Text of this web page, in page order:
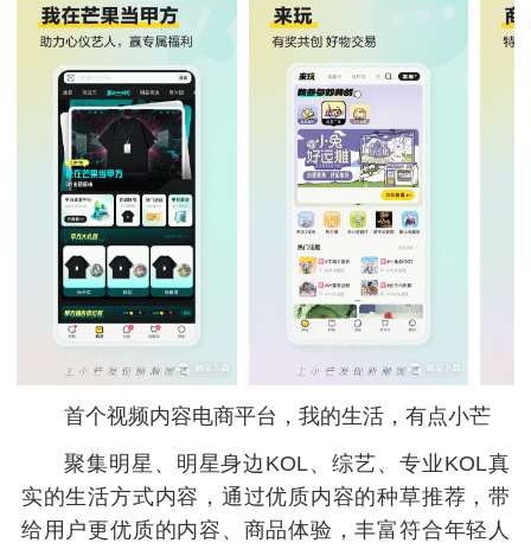
首个视频内容电商平台，我的生活，有点小芒
聚集明星、明星身边KOL、综艺、专业KOL真
实的生活方式内容，通过优质内容的种草推荐，带
给用户更优质的内容、商品体验，丰富符合年轻人